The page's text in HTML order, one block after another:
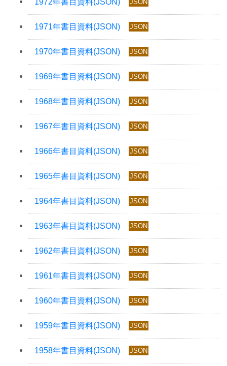
JSON
JSON
JSON
JSON
JSON
JSON
JSON
JSON
JSON
JSON
JSON
JSON
JSON
JSON
JSON